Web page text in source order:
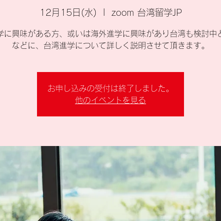
12月15日(水) zoom 台湾留学JP
に興味がある方、或いは海外進学に興味があり台湾も検討中
などに、台湾進学について詳しく説明させて頂きます。
お申し込みの受付は終了しました。
他のイベントを見る